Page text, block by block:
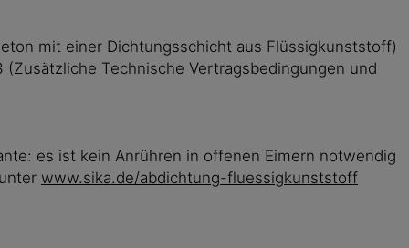
mit einer Dichtungsschicht aus Flüssigkunststoff)
Technische Vertragsbedingungen und
es ist kein Anrühren in offenen Eimern notwendig
www.sika.de/abdichtung-fluessigkunststoff